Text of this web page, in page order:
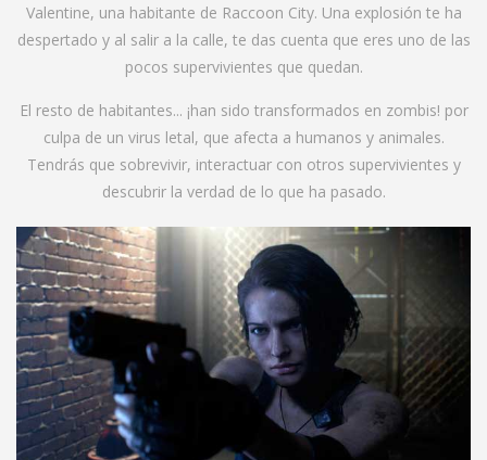
Valentine, una habitante de Raccoon City. Una explosión te ha
despertado y al salir a la calle, te das cuenta que eres uno de las
pocos supervivientes que quedan.
El resto de habitantes... ¡han sido transformados en zombis! por
culpa de un virus letal, que afecta a humanos y animales.
Tendrás que sobrevivir, interactuar con otros supervivientes y
descubrir la verdad de lo que ha pasado.